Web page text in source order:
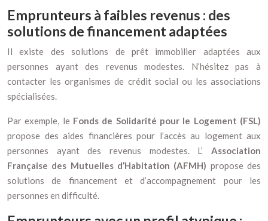
Emprunteurs à faibles revenus : des
solutions de financement adaptées
Il existe des solutions de prêt immobilier adaptées aux
personnes ayant des revenus modestes. N’hésitez pas à
contacter les organismes de crédit social ou les associations
spécialisées.
Par exemple, le Fonds de Solidarité pour le Logement (FSL)
propose des aides financières pour l’accès au logement aux
personnes ayant des revenus modestes. L’ Association
Française des Mutuelles d’Habitation (AFMH) propose des
solutions de financement et d’accompagnement pour les
personnes en difficulté.